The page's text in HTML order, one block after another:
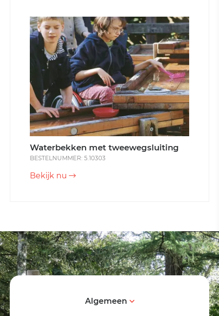
Waterbekken met tweewegsluiting
BESTELNUMMER: 5.10303
Bekijk nu
Algemeen